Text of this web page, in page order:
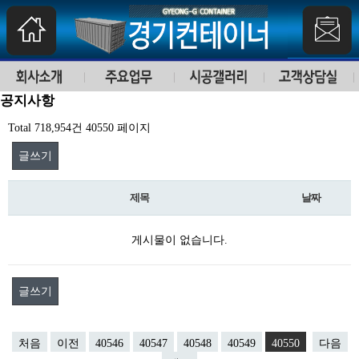
공지사항
Total 718,954건 40550 페이지
글쓰기
제목 날짜
게시물이 없습니다.
글쓰기
처음 이전 40546 40547 40548 40549 40550
다음